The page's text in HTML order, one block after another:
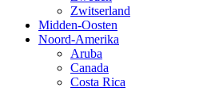
Zwitserland
Midden-Oosten
Noord-Amerika
Aruba
Canada
Costa Rica